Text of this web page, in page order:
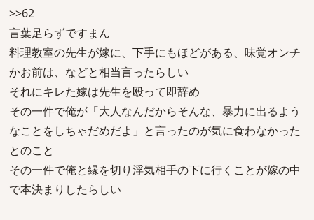
>>62
言葉足らずですまん
料理教室の先生が嫁に、下手にもほどがある、味覚オンチ
かお前は、などと相当言ったらしい
それにキレた嫁は先生を殴って即辞め
その一件で俺が「大人なんだからそんな、暴力に出るよう
なことをしちゃだめだよ」と言ったのが気に食わなかった
とのこと
その一件で俺と縁を切り浮気相手の下に行くことが嫁の中
で本決まりしたらしい